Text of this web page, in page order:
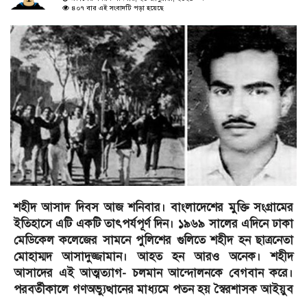
৪০৭ বার এই সংবাদটি পড়া হয়েছে
শহীদ আসাদ দিবস আজ শনিবার। বাংলাদেশের মুক্তি সংগ্রামের
ইতিহাসে এটি একটি তাৎপর্যপূর্ণ দিন। ১৯৬৯ সালের এদিনে ঢাকা
মেডিকেল কলেজের সামনে পুলিশের গুলিতে শহীদ হন ছাত্রনেতা
মোহাম্মদ আসাদুজ্জামান। আহত হন আরও অনেক। শহীদ
আসাদের এই আত্মত্যাগ- চলমান আন্দোলনকে বেগবান করে।
পরবর্তীকালে গণঅভ্যুত্থানের মাধ্যমে পতন হয় স্বৈরশাসক আইয়ুব